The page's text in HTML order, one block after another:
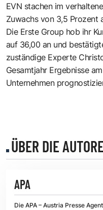
EVN stachen im
Zuwachs von 3,5 Prozent
Die Erste Group hob ihr
auf 36,00 an und
zuständige Experte
Gesamtjahr Ergebnisse
Unternehmen
ÜBER DIE
APA
Die APA – Austria Presse